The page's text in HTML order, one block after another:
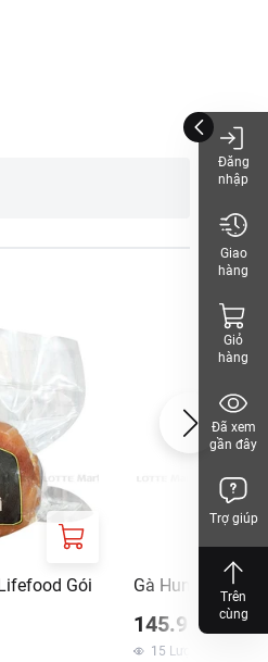
Gói
Gà Hun Khói
145.900 ₫
15 Lượt xem
Đăng
nhập
Giao
hàng
Giỏ
hàng
Đã xem
gần đây
Trợ giúp
Trên
cùng